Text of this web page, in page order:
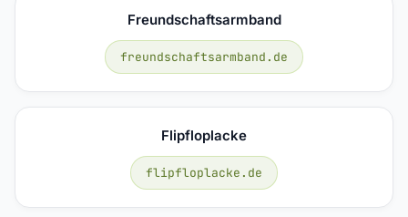
Freundschaftsarmband
freundschaftsarmband.de
Flipfloplacke
flipfloplacke.de